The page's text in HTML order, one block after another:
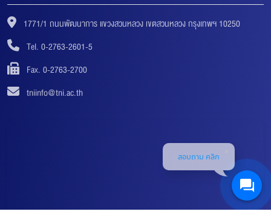
1771/1 ถนนพัฒนาการ แขวงสวนหลวง เขตสวนหลวง กรุงเทพฯ 10250
Tel. 0-2763-2601-5
Fax. 0-2763-2700
tniinfo@tni.ac.th
สอบถาม คลิก